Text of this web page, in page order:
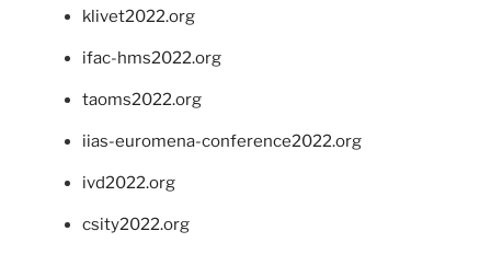
klivet2022.org
ifac-hms2022.org
taoms2022.org
iias-euromena-conference2022.org
ivd2022.org
csity2022.org